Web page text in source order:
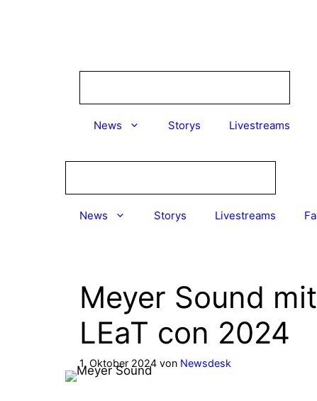
News Storys Livestreams
News Storys Livestreams
Meyer Sound
LEaT con 2024
1. Oktober 2024 von Newsdesk